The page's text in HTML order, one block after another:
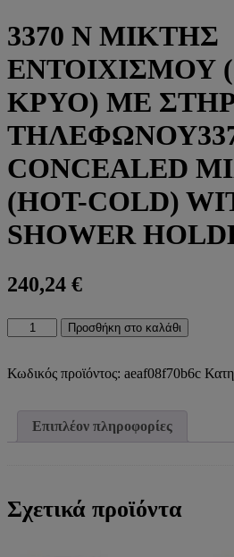
3370 N ΜΙΚΤΗΣ
ΕΝΤΟΙΧΙΣΜΟΥ
ΚΡΥΟ) ΜΕ
CONCEALED
(HOT-COLD)
SHOWER
240,24 €
3370
N
ΕΝΤΟΙΧΙΣΜΟΥ
ΣΤΗΡΙΓΜΑ
MIXER
(HOT-
Προσθήκη στο καλάθι
Κωδικός προϊόντος: aeaf08f70b6c
Επιπλέον πληροφορίες
Σχετικά προϊόντα